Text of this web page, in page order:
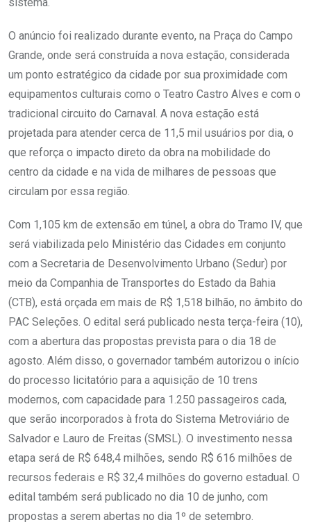
O anúncio foi realizado durante evento, na Praça do Campo
Grande, onde será construída a nova estação, considerada
um ponto estratégico da cidade por sua proximidade com
equipamentos culturais como o Teatro Castro Alves e com o
tradicional circuito do Carnaval. A nova estação está
projetada para atender cerca de 11,5 mil usuários por dia, o
que reforça o impacto direto da obra na mobilidade do
centro da cidade e na vida de milhares de pessoas que
circulam por essa região.
Com 1,105 km de extensão em túnel, a obra do Tramo IV, que
será viabilizada pelo Ministério das Cidades em conjunto
com a Secretaria de Desenvolvimento Urbano (Sedur) por
meio da Companhia de Transportes do Estado da Bahia
(CTB), está orçada em mais de R$ 1,518 bilhão, no âmbito do
PAC Seleções. O edital será publicado nesta terça-feira (10),
com a abertura das propostas prevista para o dia 18 de
agosto. Além disso, o governador também autorizou o início
do processo licitatório para a aquisição de 10 trens
modernos, com capacidade para 1.250 passageiros cada,
que serão incorporados à frota do Sistema Metroviário de
Salvador e Lauro de Freitas (SMSL). O investimento nessa
etapa será de R$ 648,4 milhões, sendo R$ 616 milhões de
recursos federais e R$ 32,4 milhões do governo estadual. O
edital também será publicado no dia 10 de junho, com
propostas a serem abertas no dia 1º de setembro.